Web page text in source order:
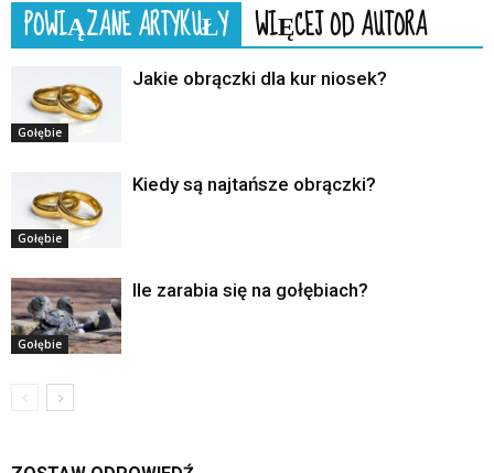
POWIĄZANE ARTYKUŁY WIĘCEJ OD AUTORA
Gołębie
Jakie obrączki dla kur niosek?
Gołębie
Kiedy są najtańsze obrączki?
Gołębie
Ile zarabia się na gołębiach?